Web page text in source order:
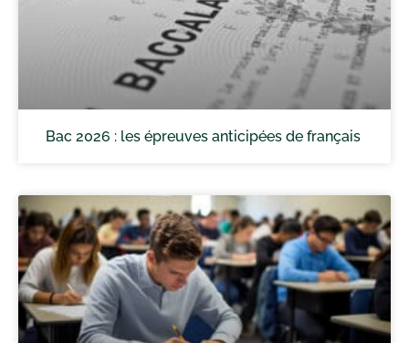
Bac 2026 : les épreuves anticipées de français